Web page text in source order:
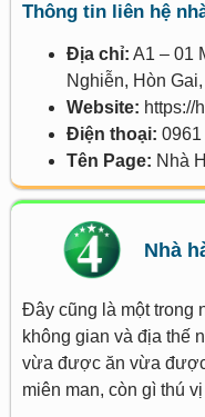
Thông tin liên hệ
Địa chỉ: A1 – 01
Nghiễn, Hòn
Website: https://
Điện thoại: 0961
Tên Page: Nhà
Nhà
Đây cũng là một trong
không gian và địa thế
vừa được ăn vừa
miên man, còn gì thú